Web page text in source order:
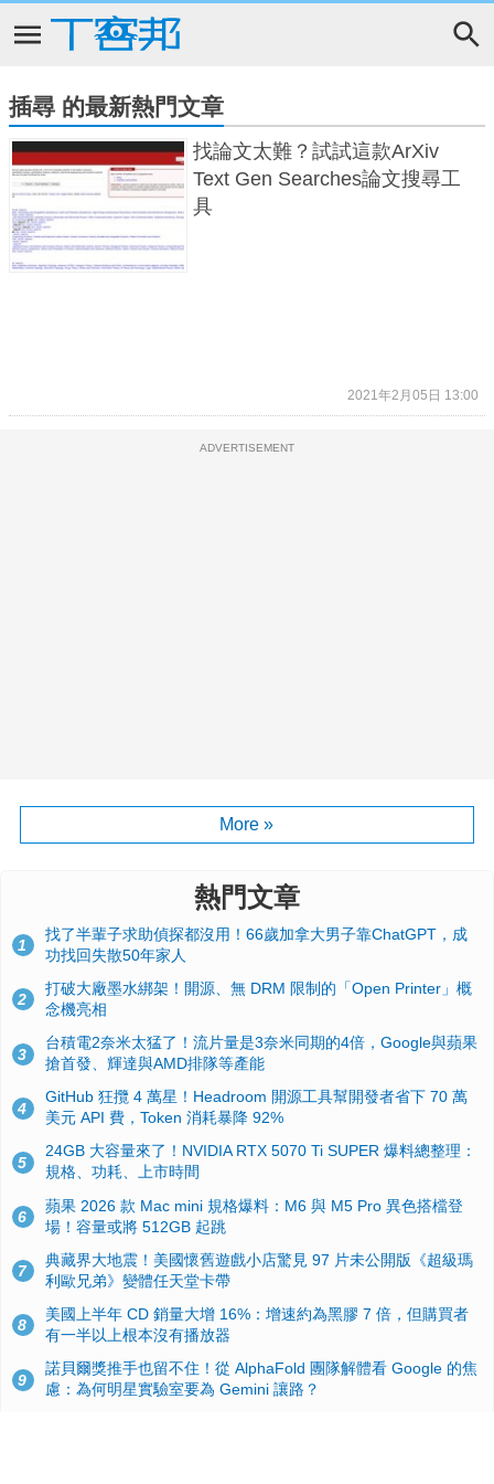
插尋 的最新熱門文章
找論文太難？試試這款ArXiv
Text Gen Searches論文搜尋工
具
2021年2月05日 13:00
ADVERTISEMENT
More »
熱門文章
1
找了半輩子求助偵探都沒用！66歲加拿大男子靠ChatGPT，成
功找回失散50年家人
2
打破大廠墨水綁架！開源、無 DRM 限制的「Open Printer」概
念機亮相
3
台積電2奈米太猛了！流片量是3奈米同期的4倍，Google與蘋果
搶首發、輝達與AMD排隊等產能
4
GitHub 狂攬 4 萬星！Headroom 開源工具幫開發者省下 70 萬
美元 API 費，Token 消耗暴降 92%
5
24GB 大容量來了！NVIDIA RTX 5070 Ti SUPER 爆料總整理：
規格、功耗、上市時間
6
蘋果 2026 款 Mac mini 規格爆料：M6 與 M5 Pro 異色搭檔登
場！容量或將 512GB 起跳
7
典藏界大地震！美國懷舊遊戲小店驚見 97 片未公開版《超級瑪
利歐兄弟》變體任天堂卡帶
8
美國上半年 CD 銷量大增 16%：增速約為黑膠 7 倍，但購買者
有一半以上根本沒有播放器
9
諾貝爾獎推手也留不住！從 AlphaFold 團隊解體看 Google 的焦
慮：為何明星實驗室要為 Gemini 讓路？